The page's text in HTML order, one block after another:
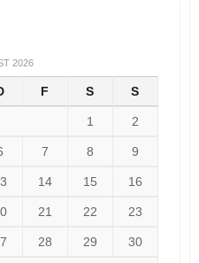
2026
F S S
1 2
7 8 9
14 15 16
21 22 23
28 29 30